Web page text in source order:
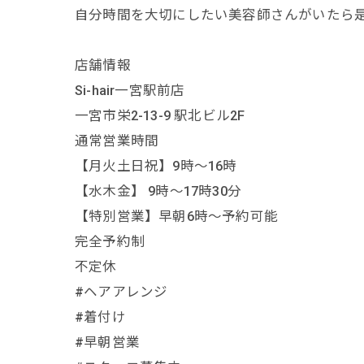
自分時間を大切にしたい美容師さんがいたら
店舗情報
Si-hair一宮駅前店
一宮市栄2-13-9 駅北ビル2F
通常営業時間
【月火土日祝】9時〜16時
【水木金】 9時〜17時30分
【特別営業】早朝6時〜予約可能
完全予約制
不定休
#ヘアアレンジ
#着付け
#早朝営業